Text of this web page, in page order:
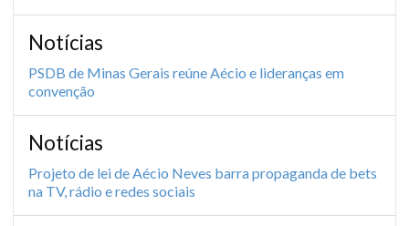
Notícias
PSDB de Minas Gerais reúne Aécio e lideranças em
convenção
Notícias
Projeto de lei de Aécio Neves barra propaganda de bets
na TV, rádio e redes sociais